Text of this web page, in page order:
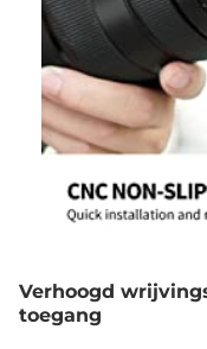
Verhoogd
toegang